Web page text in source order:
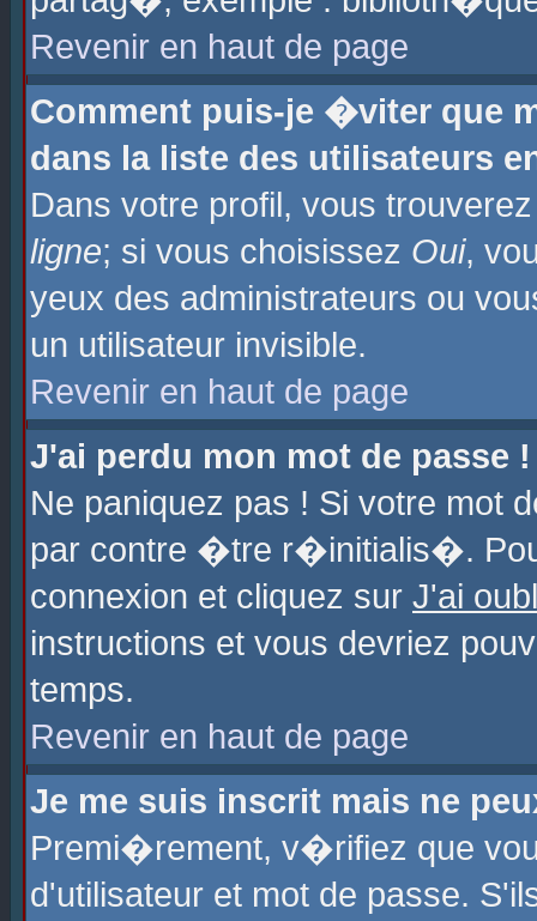
Revenir en haut de page
Comment puis-je �viter que
dans la liste des utilisateurs
Dans votre profil, vous
ligne; si vous choisissez Oui,
yeux des administrateurs ou
un utilisateur invisible.
Revenir en haut de page
J'ai perdu mon mot de passe !
Ne paniquez pas ! Si votre
par contre �tre r�initialis�.
connexion et cliquez sur J'ai
instructions et vous devriez
temps.
Revenir en haut de page
Je me suis inscrit mais ne
Premi�rement, v�rifiez que
d'utilisateur et mot de passe.